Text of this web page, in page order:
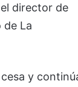
director de
de La
y